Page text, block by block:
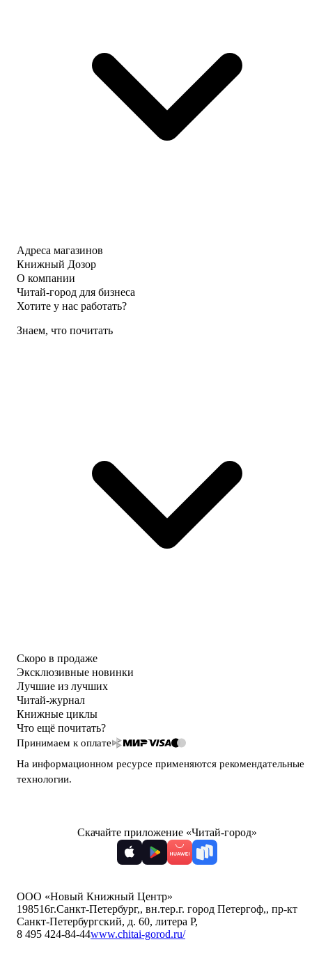
Адреса магазинов
Книжный Дозор
О компании
Читай-город для бизнеса
Хотите у нас работать?
Знаем, что почитать
Скоро в продаже
Эксклюзивные новинки
Лучшие из лучших
Читай-журнал
Книжные циклы
Что ещё почитать?
Принимаем к оплате
На информационном ресурсе применяются рекомендательные
технологии.
Скачайте приложение «Читай-город»
ООО «Новый Книжный Центр»
198516г.Санкт-Петербург,, вн.тер.г. город Петергоф,, пр-кт
Санкт-Петербургский, д. 60, литера Р,
8 495 424-84-44www.chitai-gorod.ru/